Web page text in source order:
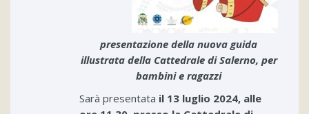
presentazione della nuova guida
illustrata della Cattedrale di Salerno, per
bambini e ragazzi
Sarà presentata il 13 luglio 2024, alle